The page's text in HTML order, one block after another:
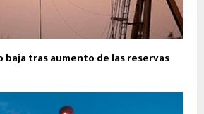
tras aumento de las reservas